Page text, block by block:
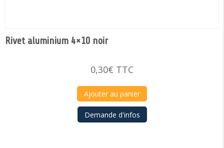
Rivet aluminium 4×10 noir
0,30€ TTC
Ajouter au panier
Demande d'infos